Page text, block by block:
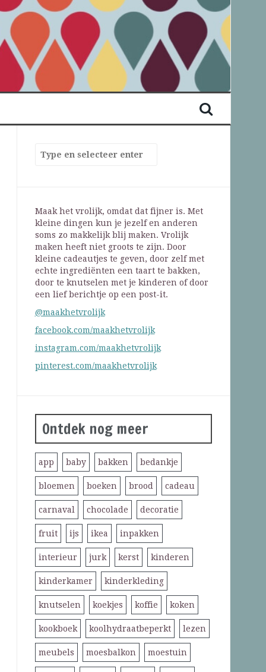
Maak het vrolijk, omdat dat fijner is. Met
kleine dingen kun je jezelf en anderen
soms zo makkelijk blij maken. Vrolijk
maken heeft niet groots te zijn. Door
kleine cadeautjes te geven, door zelf met
echte ingrediënten een taart te bakken,
door te knutselen met je kinderen of door
een lief berichtje op een post-it.
@maakhetvrolijk
facebook.com/maakhetvrolijk
instagram.com/maakhetvrolijk
pinterest.com/maakhetvrolijk
Ontdek nog meer
app baby bakken bedankje
bloemen boeken brood cadeau
carnaval chocolade decoratie
fruit ijs ikea inpakken
interieur jurk kerst kinderen
kinderkamer kinderkleding
knutselen koekjes koffie koken
kookboek koolhydraatbeperkt lezen
meubels moesbalkon moestuin